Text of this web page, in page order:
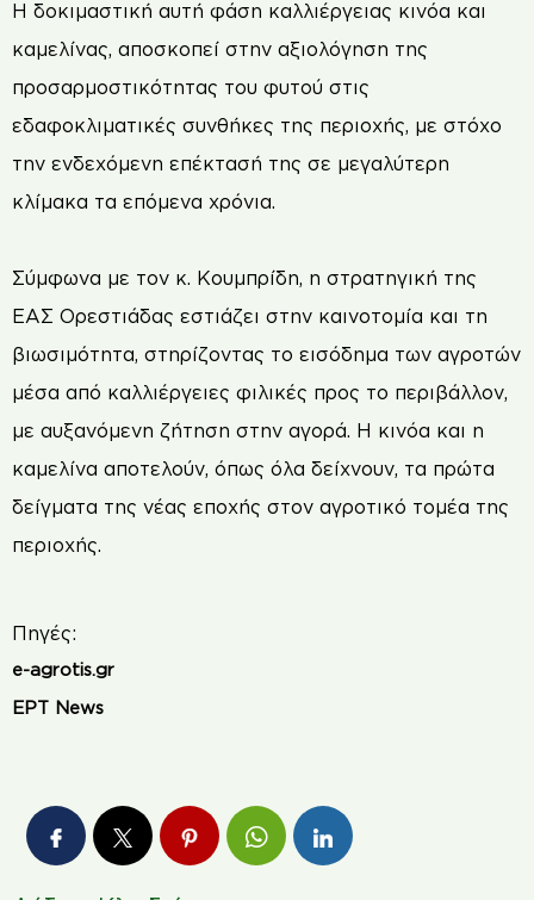
Η δοκιμαστική αυτή φάση καλλιέργειας κινόα και
καμελίνας, αποσκοπεί στην αξιολόγηση της
προσαρμοστικότητας του φυτού στις
εδαφοκλιματικές συνθήκες της περιοχής, με στόχο
την ενδεχόμενη επέκτασή της σε μεγαλύτερη
κλίμακα τα επόμενα χρόνια.
Σύμφωνα με τον κ. Κουμπρίδη, η στρατηγική της
ΕΑΣ Ορεστιάδας εστιάζει στην καινοτομία και τη
βιωσιμότητα, στηρίζοντας το εισόδημα των αγροτών
μέσα από καλλιέργειες φιλικές προς το περιβάλλον,
με αυξανόμενη ζήτηση στην αγορά. Η κινόα και η
καμελίνα αποτελούν, όπως όλα δείχνουν, τα πρώτα
δείγματα της νέας εποχής στον αγροτικό τομέα της
περιοχής.
Πηγές:
e-agrotis.gr
ΕΡΤ News